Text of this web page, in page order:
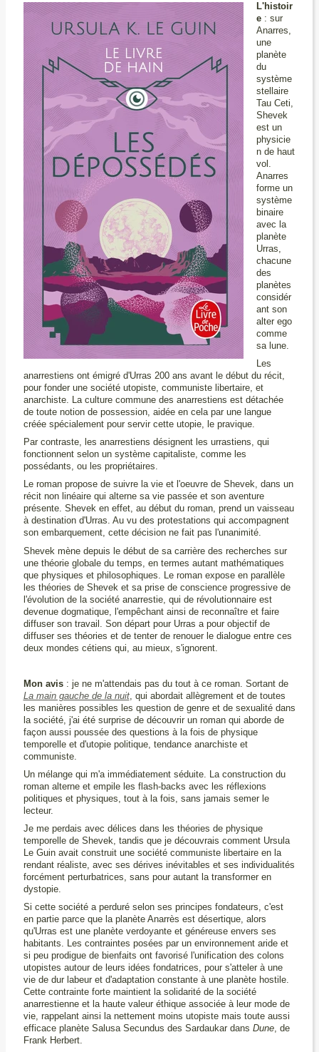
L'histoir
e : sur
Anarres,
une
planète
du
système
stellaire
Tau Ceti,
Shevek
est un
physicie
n de haut
vol.
Anarres
forme un
système
binaire
avec la
planète
Urras,
chacune
des
planètes
considér
ant son
alter ego
comme
sa lune.
Les
anarrestiens ont émigré d'Urras 200 ans avant le début du récit,
pour fonder une société utopiste, communiste libertaire, et
anarchiste. La culture commune des anarrestiens est détachée
de toute notion de possession, aidée en cela par une langue
créée spécialement pour servir cette utopie, le pravique.
Par contraste, les anarrestiens désignent les urrastiens, qui
fonctionnent selon un système capitaliste, comme les
possédants, ou les propriétaires.
Le roman propose de suivre la vie et l'oeuvre de Shevek, dans un
récit non linéaire qui alterne sa vie passée et son aventure
présente. Shevek en effet, au début du roman, prend un vaisseau
à destination d'Urras. Au vu des protestations qui accompagnent
son embarquement, cette décision ne fait pas l'unanimité.
Shevek mène depuis le début de sa carrière des recherches sur
une théorie globale du temps, en termes autant mathématiques
que physiques et philosophiques. Le roman expose en parallèle
les théories de Shevek et sa prise de conscience progressive de
l'évolution de la société anarrestie, qui de révolutionnaire est
devenue dogmatique, l'empêchant ainsi de reconnaître et faire
diffuser son travail. Son départ pour Urras a pour objectif de
diffuser ses théories et de tenter de renouer le dialogue entre ces
deux mondes cétiens qui, au mieux, s'ignorent.
Mon avis : je ne m'attendais pas du tout à ce roman. Sortant de
La main gauche de la nuit, qui abordait allègrement et de toutes
les manières possibles les question de genre et de sexualité dans
la société, j'ai été surprise de découvrir un roman qui aborde de
façon aussi poussée des questions à la fois de physique
temporelle et d'utopie politique, tendance anarchiste et
communiste.
Un mélange qui m'a immédiatement séduite. La construction du
roman alterne et empile les flash-backs avec les réflexions
politiques et physiques, tout à la fois, sans jamais semer le
lecteur.
Je me perdais avec délices dans les théories de physique
temporelle de Shevek, tandis que je découvrais comment Ursula
Le Guin avait construit une société communiste libertaire en la
rendant réaliste, avec ses dérives inévitables et ses individualités
forcément perturbatrices, sans pour autant la transformer en
dystopie.
Si cette société a perduré selon ses principes fondateurs, c'est
en partie parce que la planète Anarrès est désertique, alors
qu'Urras est une planète verdoyante et généreuse envers ses
habitants. Les contraintes posées par un environnement aride et
si peu prodigue de bienfaits ont favorisé l'unification des colons
utopistes autour de leurs idées fondatrices, pour s'atteler à une
vie de dur labeur et d'adaptation constante à une planète hostile.
Cette contrainte forte maintient la solidarité de la société
anarrestienne et la haute valeur éthique associée à leur mode de
vie, rappelant ainsi la nettement moins utopiste mais toute aussi
efficace planète Salusa Secundus des Sardaukar dans Dune, de
Frank Herbert.